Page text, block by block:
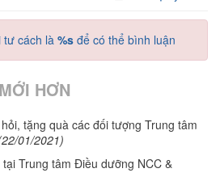
tư cách là %s để có thể bình luận
HƠN
tặng quà các đối tượng Trung tâm
01/2021)
Trung tâm Điều dưỡng NCC &